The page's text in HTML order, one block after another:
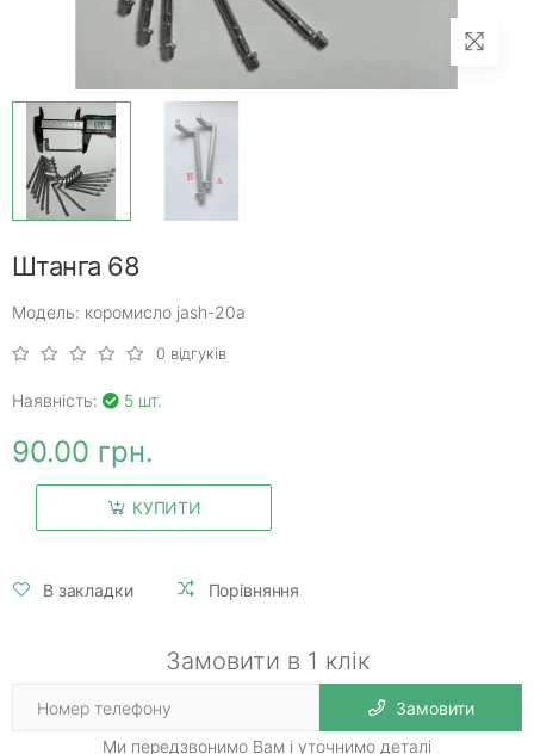
Штанга 68
Модель: коромисло jash-20a
0 відгуків
Наявність: 5 шт.
90.00 грн.
КУПИТИ
В закладки Порівняння
Замовити в 1 клік
Замовити
Ми передзвонимо Вам і уточнимо деталі